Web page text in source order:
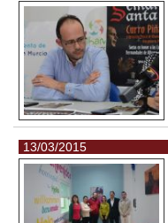
13/03/2015